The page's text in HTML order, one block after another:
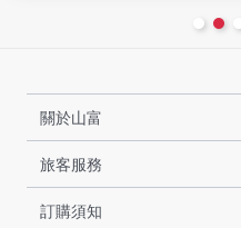
關於山富
旅客服務
訂購須知